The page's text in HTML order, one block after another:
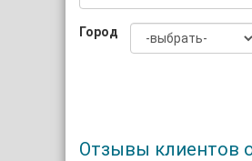
Город
Отзывы клиентов